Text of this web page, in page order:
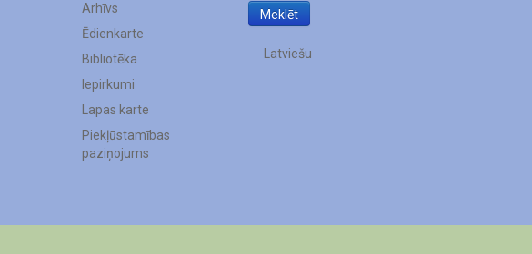
Arhīvs
Ēdienkarte
Bibliotēka
Iepirkumi
Lapas karte
Piekļūstamības
paziņojums
Latviešu